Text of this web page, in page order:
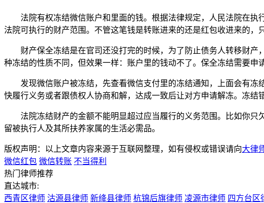
法院有权冻结微信账户和里面的钱。根据法律规定，人民法院在执
法院可执行的财产范围。不管这笔钱是转账进来的还是红包收进来的，
财产保全冻结是在官司还没打完的时候，为了防止债务人转移财产
种冻结的性质不同，但效果一样：账户里的钱动不了。保全冻结需要申
发现微信账户被冻结，先查看微信支付里的冻结通知，上面会有冻
快履行义务或者跟债权人协商和解，达成一致后让对方申请解冻。冻结
法院冻结财产的金额不能明显超过应当履行的义务范围。比如你只
留被执行人及其所扶养家属的生活必需品。
版权声明：以上文章内容来源于互联网整理，如有侵权或错误请向大律
微信红包 微信转账 不当得利
热门律师推荐
直达城市:
西青区律师 沽源县律师 新绛县律师 杭锦后旗律师 凌源市律师 四方台区